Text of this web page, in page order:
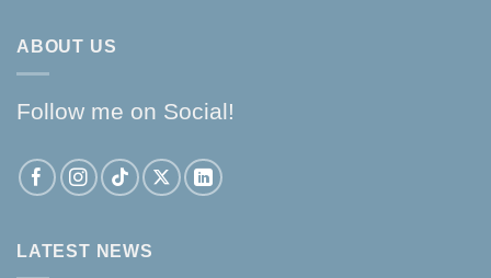
ABOUT US
Follow me on Social!
LATEST NEWS